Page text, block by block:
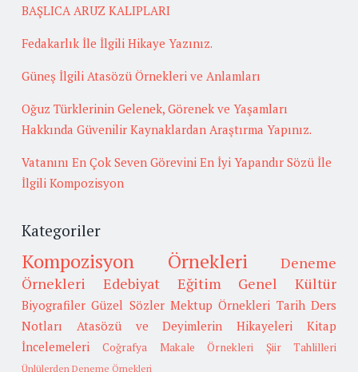
BAŞLICA ARUZ KALIPLARI
Fedakarlık İle İlgili Hikaye Yazınız.
Güneş İlgili Atasözü Örnekleri ve Anlamları
Oğuz Türklerinin Gelenek, Görenek ve Yaşamları
Hakkında Güvenilir Kaynaklardan Araştırma Yapınız.
Vatanını En Çok Seven Görevini En İyi Yapandır Sözü İle
İlgili Kompozisyon
Kategoriler
Kompozisyon Örnekleri
Deneme
Örnekleri
Edebiyat Eğitim Genel Kültür
Biyografiler Güzel Sözler Mektup Örnekleri Tarih Ders
Notları
Atasözü ve Deyimlerin Hikayeleri
Kitap
İncelemeleri
Coğrafya Makale Örnekleri Şiir Tahlilleri
Ünlülerden Deneme Örnekleri